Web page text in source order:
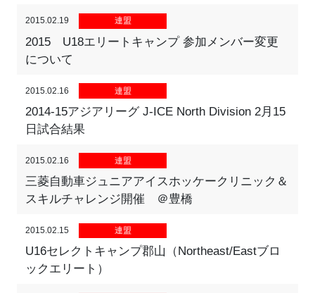
2015.02.19 連盟
2015 U18エリートキャンプ 参加メンバー変更
について
2015.02.16 連盟
2014-15アジアリーグ J-ICE North Division 2月15
日試合結果
2015.02.16 連盟
三菱自動車ジュニアアイスホッケークリニック＆
スキルチャレンジ開催 ＠豊橋
2015.02.15 連盟
U16セレクトキャンプ郡山（Northeast/Eastブロ
ックエリート）